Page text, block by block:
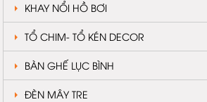
KHAY NỔI HỒ BƠI
TỔ CHIM- TỔ KÉN DECOR
BÀN GHẾ LỤC BÌNH
ĐÈN MÂY TRE